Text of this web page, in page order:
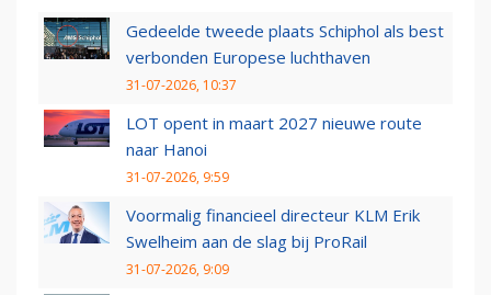
Gedeelde tweede plaats Schiphol als best
verbonden Europese luchthaven
31-07-2026, 10:37
LOT opent in maart 2027 nieuwe route
naar Hanoi
31-07-2026, 9:59
Voormalig financieel directeur KLM Erik
Swelheim aan de slag bij ProRail
31-07-2026, 9:09